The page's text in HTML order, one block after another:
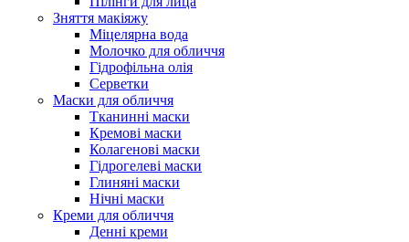
Зняття макіяжу
Міцелярна вода
Молочко для обличчя
Гідрофільна олія
Серветки
Маски для обличчя
Тканинні маски
Кремові маски
Колагенові маски
Гідрогелеві маски
Глиняні маски
Нічні маски
Креми для обличчя
Денні креми